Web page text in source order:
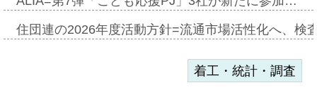
住団連の2026年度活動方針=流通市場活性化へ、検
着工・統計・調査